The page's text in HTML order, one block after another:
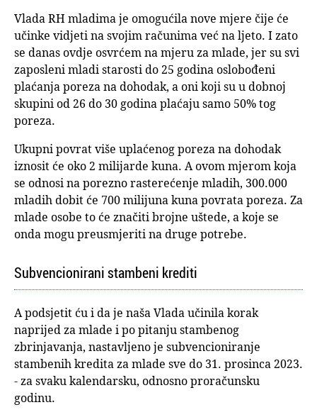
Vlada RH mladima je omogućila nove mjere čije će
učinke vidjeti na svojim računima već na ljeto. I zato
se danas ovdje osvrćem na mjeru za mlade, jer su svi
zaposleni mladi starosti do 25 godina oslobođeni
plaćanja poreza na dohodak, a oni koji su u dobnoj
skupini od 26 do 30 godina plaćaju samo 50% tog
poreza.
Ukupni povrat više uplaćenog poreza na dohodak
iznosit će oko 2 milijarde kuna. A ovom mjerom koja
se odnosi na porezno rasterećenje mladih, 300.000
mladih dobit će 700 milijuna kuna povrata poreza. Za
mlade osobe to će značiti brojne uštede, a koje se
onda mogu preusmjeriti na druge potrebe.
Subvencionirani stambeni krediti
A podsjetit ću i da je naša Vlada učinila korak
naprijed za mlade i po pitanju stambenog
zbrinjavanja, nastavljeno je subvencioniranje
stambenih kredita za mlade sve do 31. prosinca 2023.
- za svaku kalendarsku, odnosno proračunsku
godinu.